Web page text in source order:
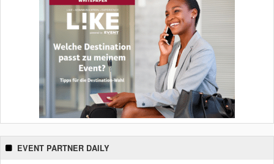
EVENT PARTNER DAILY